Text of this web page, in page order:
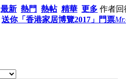
最新 熱門 熱帖 精華 更多 作者
送你「香港家居博覽2017」門票